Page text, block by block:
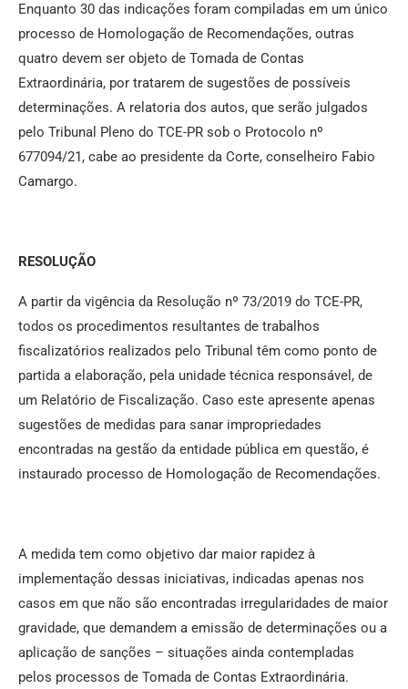
Enquanto 30 das indicações foram compiladas em um único
processo de Homologação de Recomendações, outras
quatro devem ser objeto de Tomada de Contas
Extraordinária, por tratarem de sugestões de possíveis
determinações. A relatoria dos autos, que serão julgados
pelo Tribunal Pleno do TCE-PR sob o Protocolo nº
677094/21, cabe ao presidente da Corte, conselheiro Fabio
Camargo.
RESOLUÇÃO
A partir da vigência da Resolução nº 73/2019 do TCE-PR,
todos os procedimentos resultantes de trabalhos
fiscalizatórios realizados pelo Tribunal têm como ponto de
partida a elaboração, pela unidade técnica responsável, de
um Relatório de Fiscalização. Caso este apresente apenas
sugestões de medidas para sanar impropriedades
encontradas na gestão da entidade pública em questão, é
instaurado processo de Homologação de Recomendações.
A medida tem como objetivo dar maior rapidez à
implementação dessas iniciativas, indicadas apenas nos
casos em que não são encontradas irregularidades de maior
gravidade, que demandem a emissão de determinações ou a
aplicação de sanções – situações ainda contempladas
pelos processos de Tomada de Contas Extraordinária.